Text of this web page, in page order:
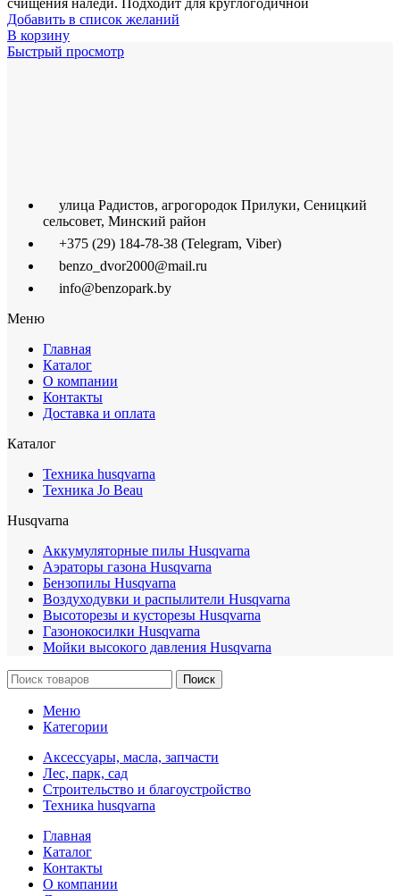
счищения наледи. Подходит для круглогодичной
Добавить в список желаний
В корзину
Быстрый просмотр
улица Радистов, агрогородок Прилуки, Сеницкий
сельсовет, Минский район
+375 (29) 184-78-38 (Telegram, Viber)
benzo_dvor2000@mail.ru
info@benzopark.by
Меню
Главная
Каталог
О компании
Контакты
Доставка и оплата
Каталог
Техника husqvarna
Техника Jo Beau
Husqvarna
Аккумуляторные пилы Husqvarna
Аэраторы газона Husqvarna
Бензопилы Husqvarna
Воздуходувки и распылители Husqvarna
Высоторезы и кусторезы Husqvarna
Газонокосилки Husqvarna
Мойки высокого давления Husqvarna
Поиск
Меню
Категории
Аксессуары, масла, запчасти
Лес, парк, сад
Строительство и благоустройство
Техника husqvarna
Главная
Каталог
Контакты
О компании